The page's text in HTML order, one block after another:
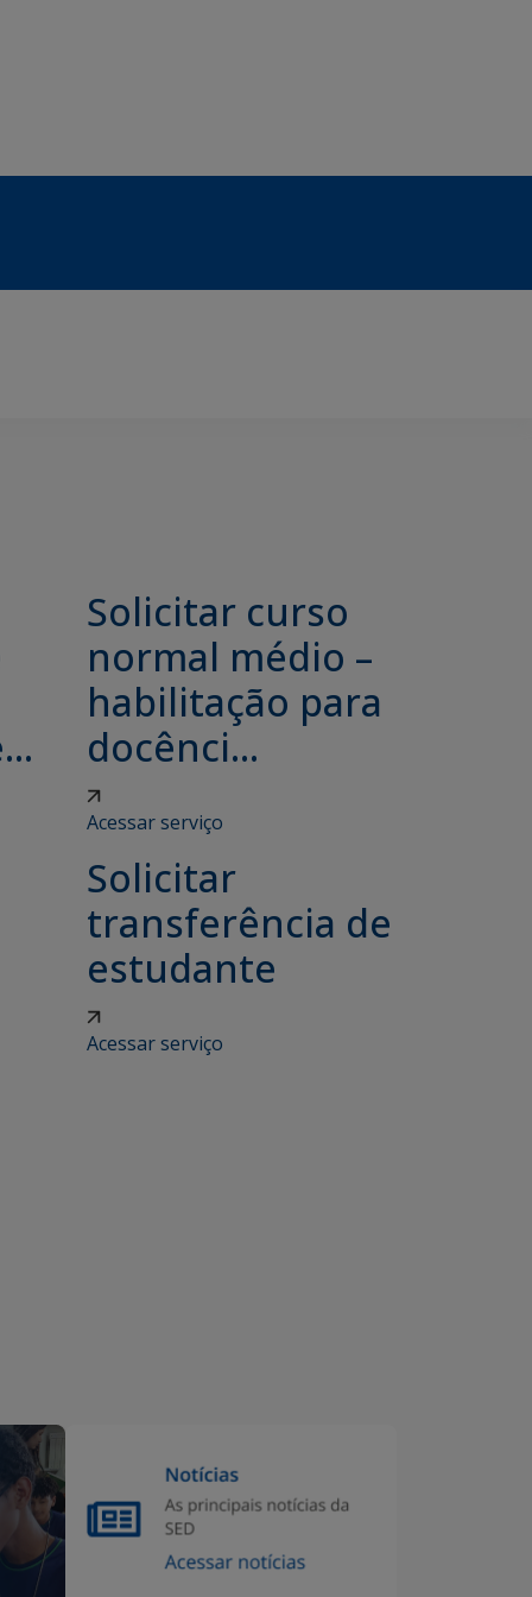
Solicitar curso
normal médio –
habilitação para
docênci...
Acessar serviço
Solicitar
transferência de
estudante
Acessar serviço